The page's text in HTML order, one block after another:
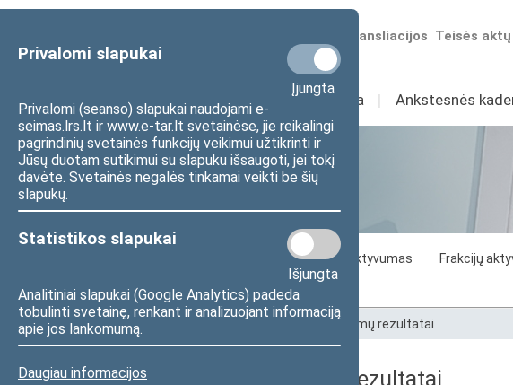
Privalomi slapukai
Įjungta
Privalomi (seanso) slapukai naudojami e-
seimas.lrs.lt ir www.e-tar.lt svetainėse, jie reikalingi
pagrindinių svetainės funkcijų veikimui užtikrinti ir
Jūsų duotam sutikimui su slapuku išsaugoti, jei tokį
davėte. Svetainės negalės tinkamai veikti be šių
slapukų.
Statistikos slapukai
Išjungta
Analitiniai slapukai (Google Analytics) padeda
tobulinti svetainę, renkant ir analizuojant informaciją
apie jos lankomumą.
Daugiau informacijos
Teisės
Numatomos transliacijos
Sudėtis Veikla I Ankstesnės
Statistika
Seimo narių aktyvumas Frakcijų
Seimo narių balsavimų rezultatai
Pradžia Seimo narių balsavimų rezultatai
Seimo narių balsavimų rezultatai